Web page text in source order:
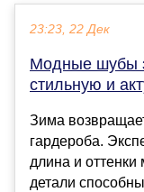
23:23, 22 Дек
Модные шубы
стильную и
Зима
гардероба.
длина и оттенки
детали